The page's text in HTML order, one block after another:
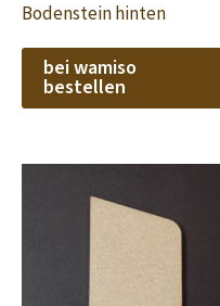
Bodenstein hinten
bei wamiso
bestellen